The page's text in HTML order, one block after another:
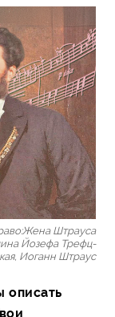
Штрауса
Йозефа Трефц-
Иоганн Штраус
описать